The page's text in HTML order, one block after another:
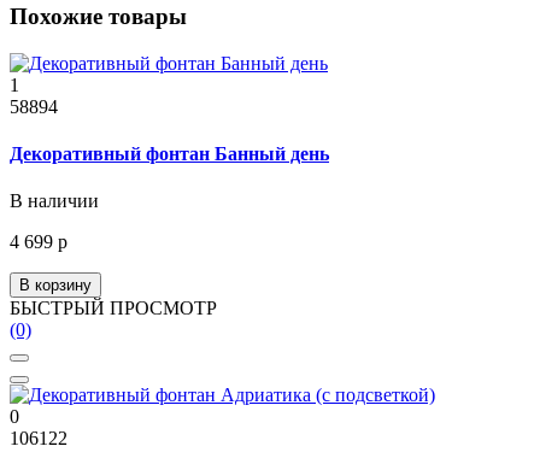
Похожие товары
1
58894
Декоративный фонтан Банный день
В наличии
4 699 р
В корзину
БЫСТРЫЙ ПРОСМОТР
(0)
0
106122